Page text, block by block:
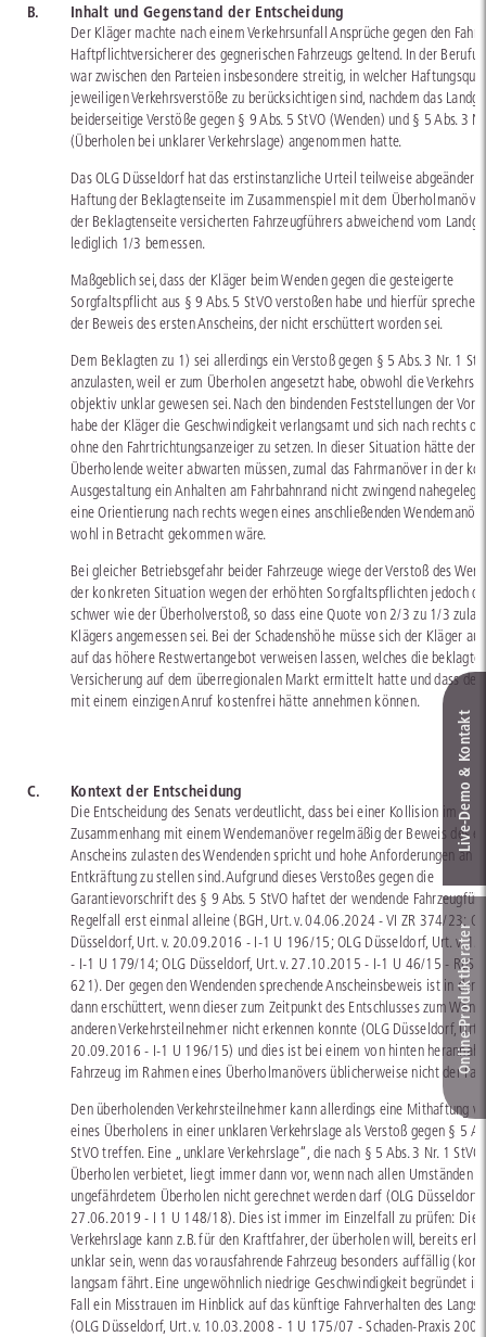
B. Inhalt und Gegenstand der Entscheidung
Der Kläger machte nach einem Verkehrsunfall Ansprüche gegen den
Haftpflichtversicherer des gegnerischen Fahrzeugs geltend. In der
war zwischen den Parteien insbesondere streitig, in welcher
jeweiligen Verkehrsverstöße zu berücksichtigen sind, nachdem das
beiderseitige Verstöße gegen § 9 Abs. 5 StVO (Wenden) und § 5 Abs. 3
(Überholen bei unklarer Verkehrslage) angenommen hatte.
Das OLG Düsseldorf hat das erstinstanzliche Urteil teilweise abgeändert
Haftung der Beklagtenseite im Zusammenspiel mit dem
der Beklagtenseite versicherten Fahrzeugführers abweichend vom
lediglich 1/3 bemessen.
Maßgeblich sei, dass der Kläger beim Wenden gegen die gesteigerte
Sorgfaltspflicht aus § 9 Abs. 5 StVO verstoßen habe und hierfür spreche
der Beweis des ersten Anscheins, der nicht erschüttert worden sei.
Dem Beklagten zu 1) sei allerdings ein Verstoß gegen § 5 Abs. 3 Nr. 1
anzulasten, weil er zum Überholen angesetzt habe, obwohl die
objektiv unklar gewesen sei. Nach den bindenden Feststellungen der
habe der Kläger die Geschwindigkeit verlangsamt und sich nach rechts
ohne den Fahrtrichtungsanzeiger zu setzen. In dieser Situation hätte der
Überholende weiter abwarten müssen, zumal das Fahrmanöver in der
Ausgestaltung ein Anhalten am Fahrbahnrand nicht zwingend nahegelegt
eine Orientierung nach rechts wegen eines anschließenden
wohl in Betracht gekommen wäre.
Bei gleicher Betriebsgefahr beider Fahrzeuge wiege der Verstoß des
der konkreten Situation wegen der erhöhten Sorgfaltspflichten jedoch
schwer wie der Überholverstoß, so dass eine Quote von 2/3 zu 1/3
Klägers angemessen sei. Bei der Schadenshöhe müsse sich der Kläger
auf das höhere Restwertangebot verweisen lassen, welches die beklagte
Versicherung auf dem überregionalen Markt ermittelt hatte und dass der
mit einem einzigen Anruf kostenfrei hätte annehmen können.
C. Kontext der Entscheidung
Die Entscheidung des Senats verdeutlicht, dass bei einer Kollision im
Zusammenhang mit einem Wendemanöver regelmäßig der Beweis des
Anscheins zulasten des Wendenden spricht und hohe Anforderungen an
Entkräftung zu stellen sind. Aufgrund dieses Verstoßes gegen die
Garantievorschrift des § 9 Abs. 5 StVO haftet der wendende
Regelfall erst einmal alleine (BGH, Urt. v. 04.06.2024 - VI ZR 374/23;
Düsseldorf, Urt. v. 20.09.2016 - I-1 U 196/15; OLG Düsseldorf, Urt. v.
- I-1 U 179/14; OLG Düsseldorf, Urt. v. 27.10.2015 - I-1 U 46/15 - RuS
621). Der gegen den Wendenden sprechende Anscheinsbeweis ist in der
dann erschüttert, wenn dieser zum Zeitpunkt des Entschlusses zum
anderen Verkehrsteilnehmer nicht erkennen konnte (OLG Düsseldorf, Urt.
20.09.2016 - I-1 U 196/15) und dies ist bei einem von hinten
Fahrzeug im Rahmen eines Überholmanövers üblicherweise nicht der Fall.
Den überholenden Verkehrsteilnehmer kann allerdings eine Mithaftung
eines Überholens in einer unklaren Verkehrslage als Verstoß gegen § 5
StVO treffen. Eine „unklare Verkehrslage“, die nach § 5 Abs. 3 Nr. 1 StVO
Überholen verbietet, liegt immer dann vor, wenn nach allen Umständen
ungefährdetem Überholen nicht gerechnet werden darf (OLG Düsseldorf,
27.06.2019 - I 1 U 148/18). Dies ist immer im Einzelfall zu prüfen: Die
Verkehrslage kann z.B. für den Kraftfahrer, der überholen will, bereits
unklar sein, wenn das vorausfahrende Fahrzeug besonders auffällig
langsam fährt. Eine ungewöhnlich niedrige Geschwindigkeit begründet in
Fall ein Misstrauen im Hinblick auf das künftige Fahrverhalten des
(OLG Düsseldorf, Urt. v. 10.03.2008 - 1 U 175/07 - Schaden-Praxis
Live‑Demo & Kontakt
Online-Produkt­berater